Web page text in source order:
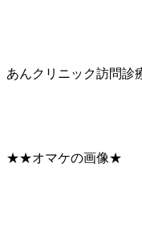
あんクリニック訪問診
★★オマケの画像★